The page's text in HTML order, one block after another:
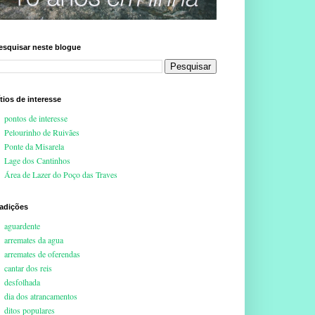
neste blogue
de interesse
pontos de interesse
Pelourinho de Ruivães
Ponte da Misarela
Lage dos Cantinhos
Área de Lazer do Poço das Traves
aguardente
arremates da agua
arremates de oferendas
cantar dos reis
desfolhada
dia dos atrancamentos
ditos populares